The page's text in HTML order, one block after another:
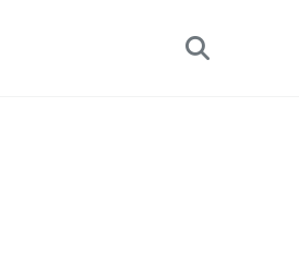
Toggle